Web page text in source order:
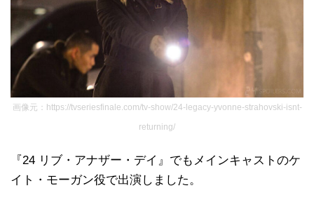
画像元：https://tvseriesfinale.com/tv-show/24-legacy-yvonne-strahovski-isnt-
returning/
『24 リブ・アナザー・デイ』でもメインキャストのケ
イト・モーガン役で出演しました。